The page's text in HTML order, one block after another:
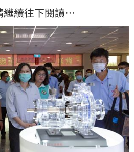
繼續往下閱讀…